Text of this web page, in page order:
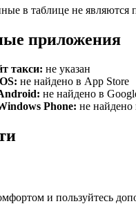
в таблице не являются
приложения
такси: не указан
не найдено в App Store
не найдено в
Phone: не найдено
и пользуйтесь